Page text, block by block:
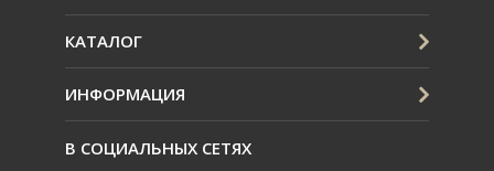
КАТАЛОГ
ИНФОРМАЦИЯ
В СОЦИАЛЬНЫХ СЕТЯХ